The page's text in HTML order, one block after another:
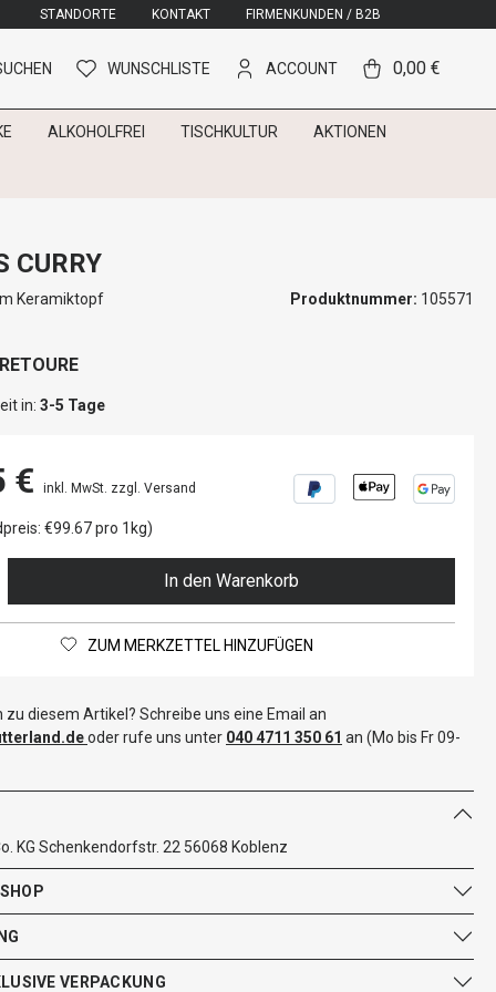
STANDORTE KONTAKT FIRMENKUNDEN / B2B
WUNSCHLISTE ACCOUNT 0,00 €
ALKOHOLFREI TISCHKULTUR AKTIONEN
CURRY
Keramiktopf Produktnummer: 105571
in: 3-5 Tage
€ inkl. MwSt. zzgl. Versand
€99.67 pro 1kg)
In den Warenkorb
ZUM MERKZETTEL HINZUFÜGEN
zu diesem Artikel? Schreibe uns eine Email an
oder rufe uns unter 040 4711 350 61 an (Mo bis Fr 09-
KG Schenkendorfstr. 22 56068 Koblenz
VERPACKUNG